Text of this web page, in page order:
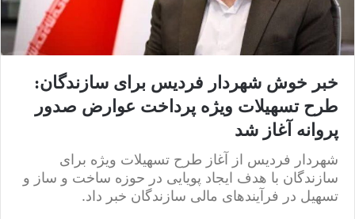
خبر خوش شهردار فردیس برای سازندگان:
طرح تسهیلات ویژه پرداخت عوارض صدور
پروانه آغاز شد
شهردار فردیس از آغاز طرح تسهیلات ویژه برای
سازندگان با هدف ایجاد پویایی در حوزه ساخت و ساز‌ و
تسهیل در فرآیندهای مالی سازندگان خبر داد.‌